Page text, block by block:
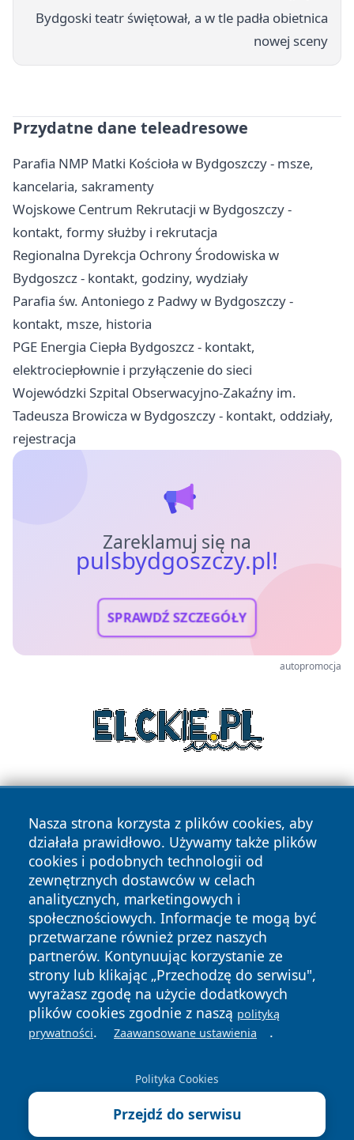
Bydgoski teatr świętował, a w tle padła obietnica
nowej sceny
Przydatne dane teleadresowe
Parafia NMP Matki Kościoła w Bydgoszczy - msze,
kancelaria, sakramenty
Wojskowe Centrum Rekrutacji w Bydgoszczy -
kontakt, formy służby i rekrutacja
Regionalna Dyrekcja Ochrony Środowiska w
Bydgoszcz - kontakt, godziny, wydziały
Parafia św. Antoniego z Padwy w Bydgoszczy -
kontakt, msze, historia
PGE Energia Ciepła Bydgoszcz - kontakt,
elektrociepłownie i przyłączenie do sieci
Wojewódzki Szpital Obserwacyjno-Zakaźny im.
Tadeusza Browicza w Bydgoszczy - kontakt, oddziały,
rejestracja
Zareklamuj się na
pulsbydgoszczy.pl!
SPRAWDŹ SZCZEGÓŁY
autopromocja
Nasza strona korzysta z plików cookies, aby
działała prawidłowo. Używamy także plików
cookies i podobnych technologii od
zewnętrznych dostawców w celach
analitycznych, marketingowych i
społecznościowych. Informacje te mogą być
przetwarzane również przez naszych
partnerów. Kontynuując korzystanie ze
strony lub klikając „Przechodzę do serwisu",
wyrażasz zgodę na użycie dodatkowych
plików cookies zgodnie z naszą polityką
prywatności. Zaawansowane ustawienia .
Polityka Cookies
Przejdź do serwisu
Copyright © 2026 pulsbydgoszczy.pl Wszystkie prawa
zastrzeżone.
News Autorzy
Polityka
Prywatności
Polityka
Cookies